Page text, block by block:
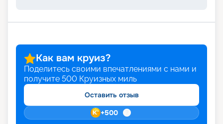
Как вам круиз?
Поделитесь своими впечатлениями с нами и
получите 500 Круизных миль
Оставить отзыв
+500